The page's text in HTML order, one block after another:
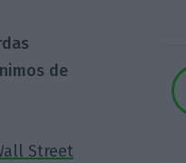
de
Street